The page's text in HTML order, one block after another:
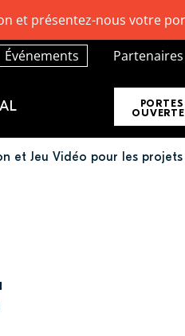
et Jeu Vidéo pour les
Événements Partenaires
PORTES
et présentez-nous votre